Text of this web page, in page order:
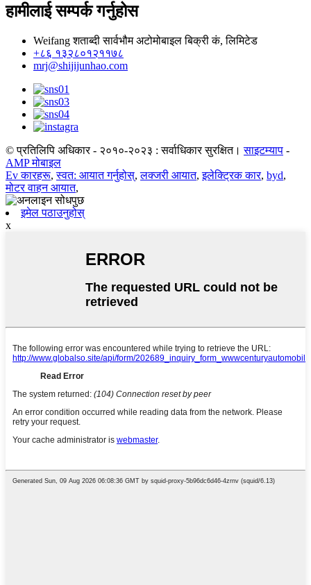
हामीलाई सम्पर्क गर्नुहोस
Weifang शताब्दी सार्वभौम अटोमोबाइल बिक्री कं, लिमिटेड
+८६ १३२८०१२११७८
mrj@shijijunhao.com
© प्रतिलिपि अधिकार - २०१०-२०२३ : सर्वाधिकार सुरक्षित। साइटम्याप -
AMP मोबाइल
Ev कारहरू,स्वत: आयात गर्नुहोस्,लक्जरी आयात,इलेक्ट्रिक कार, byd,
मोटर वाहन आयात,
इमेल पठाउनुहोस्
x